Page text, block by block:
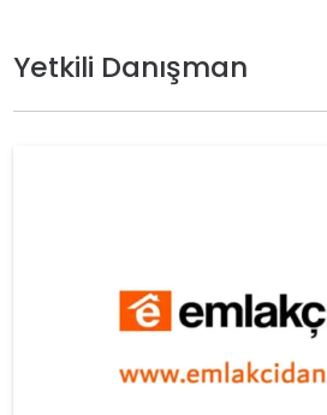
Yetkili Danışman